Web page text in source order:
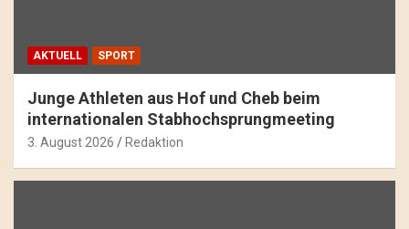
AKTUELL SPORT
Junge Athleten aus Hof und Cheb beim
internationalen Stabhochsprungmeeting
3. August 2026 Redaktion